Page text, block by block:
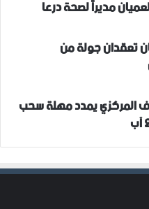
مديراً لصحة درعا
تعقدان جولة من
المركزي يمدد مهلة سحب